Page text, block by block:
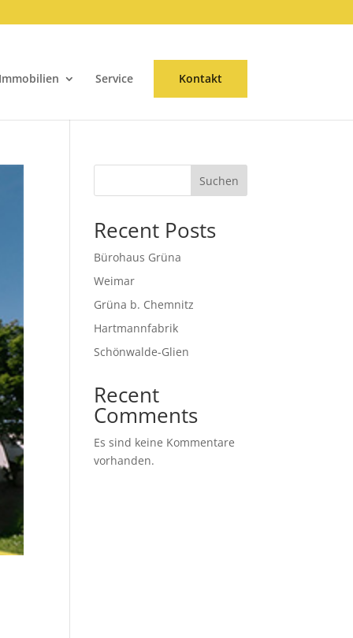
Service Kontakt
Suchen
Recent Posts
Bürohaus Grüna
Weimar
Grüna b. Chemnitz
Hartmannfabrik
Schönwalde-Glien
Recent
Comments
Es sind keine Kommentare
vorhanden.